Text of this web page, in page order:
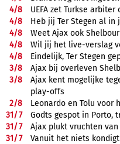
4/8
UEFA zet Turkse
4/8
Heb jij Ter Stegen al
4/8
Weet Ajax ook
4/8
Wil jij het live-verslag
4/8
Eindelijk, Ter Stegen
3/8
Ajax bij overleven
3/8
Ajax kent mogelijke
play-offs
2/8
Leonardo en Tolu voor
31/7
Godts gespot in Porto,
31/7
Ajax plukt vruchten
31/7
Vanuit het niets